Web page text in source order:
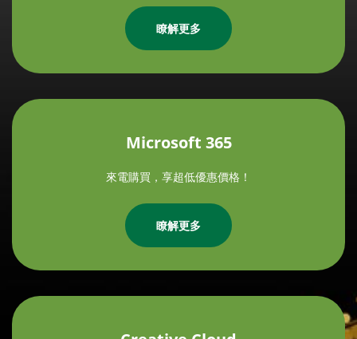
瞭解更多
Microsoft 365
來電購買，享超低優惠價格！
瞭解更多